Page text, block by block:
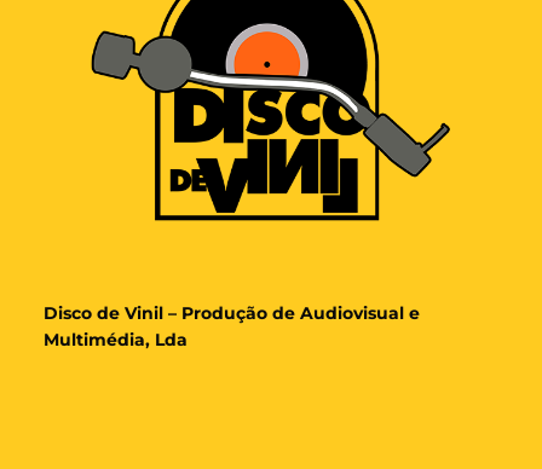
Disco de Vinil – Produção de Audiovisual e
Multimédia, Lda